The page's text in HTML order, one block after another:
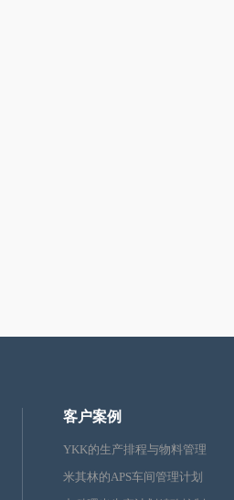
客户案例
YKK的生产排程与物料管理
米其林的APS车间管理计划